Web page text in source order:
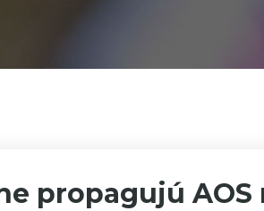
propagujú AOS